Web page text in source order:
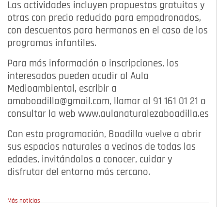
Las actividades incluyen propuestas gratuitas y
otras con precio reducido para empadronados,
con descuentos para hermanos en el caso de los
programas infantiles.
Para más información o inscripciones, los
interesados pueden acudir al Aula
Medioambiental, escribir a
amaboadilla@gmail.com, llamar al 91 161 01 21 o
consultar la web www.aulanaturalezaboadilla.es
Con esta programación, Boadilla vuelve a abrir
sus espacios naturales a vecinos de todas las
edades, invitándolos a conocer, cuidar y
disfrutar del entorno más cercano.
Más noticias